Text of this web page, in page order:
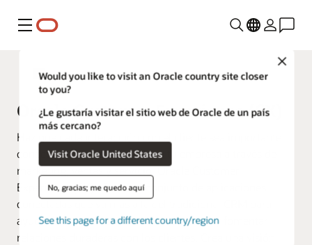
Menú
Close
Would you like to visit an Oracle country site closer
to you?
¿Le gustaría visitar el sitio web de Oracle de un país
más cercano?
Visit Oracle United States
No, gracias; me quedo aquí
See this page for a different country/region
Fusion Applications
Oracle Customer Experience (CX)
Haz que cada interacción con el cliente sea importante
conectando todos los datos de tu empresa a través de
marketing, ventas y servicio. Oracle Customer
Experience (CX) ofrece un conjunto de aplicaciones
conectadas que va más allá del tradicional CRM para
ayudarte a establecer, administrar, servir y fomentar
relaciones duraderas con los clientes. Crea una visión